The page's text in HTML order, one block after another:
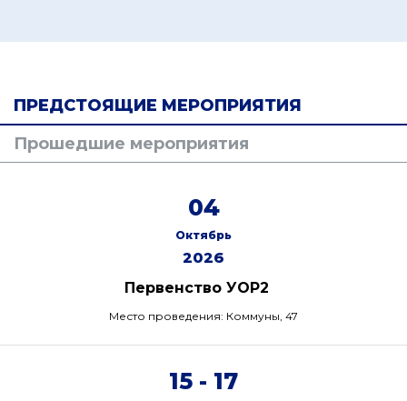
ПРЕДСТОЯЩИЕ МЕРОПРИЯТИЯ
Прошедшие мероприятия
04
Октябрь
2026
Первенство УОР2
Место проведения: Коммуны, 47
15 - 17